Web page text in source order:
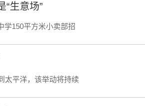
“生意场”
学150平方米小卖部招
平洋，该举动将持续